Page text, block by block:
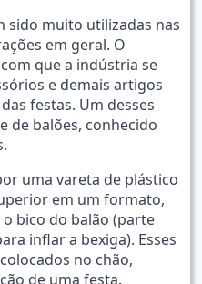
sido muito utilizadas nas
em geral. O
que a indústria se
e demais artigos
festas. Um desses
de balões, conhecido
uma vareta de plástico
em um formato,
bico do balão (parte
inflar a bexiga). Esses
no chão,
de uma festa.